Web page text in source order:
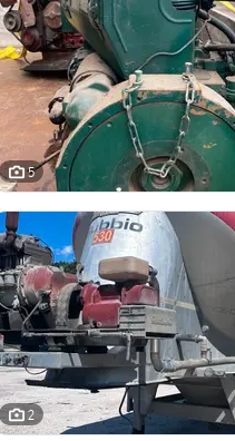
5
2